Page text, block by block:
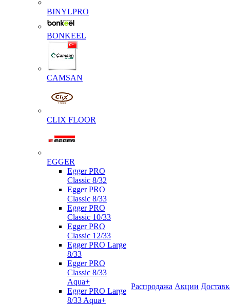
BINYLPRO
BONKEEL
CAMSAN
CLIX FLOOR
EGGER
Egger PRO
Classic 8/32
Egger PRO
Classic 8/33
Egger PRO
Classic 10/33
Egger PRO
Classic 12/33
Egger PRO Large
8/33
Egger PRO
Classic 8/33
Aqua+
Egger PRO Large
8/33 Aqua+
Распродажа Акции